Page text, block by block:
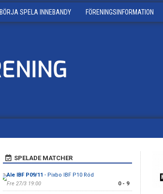
BÖRJA SPELA INNEBANDY FÖRENINGSINFORMATION
SPELADE MATCHER
Ale IBF P09/11 - Pixbo IBF P10 Röd
Fre 27/3 19:00
0 - 9